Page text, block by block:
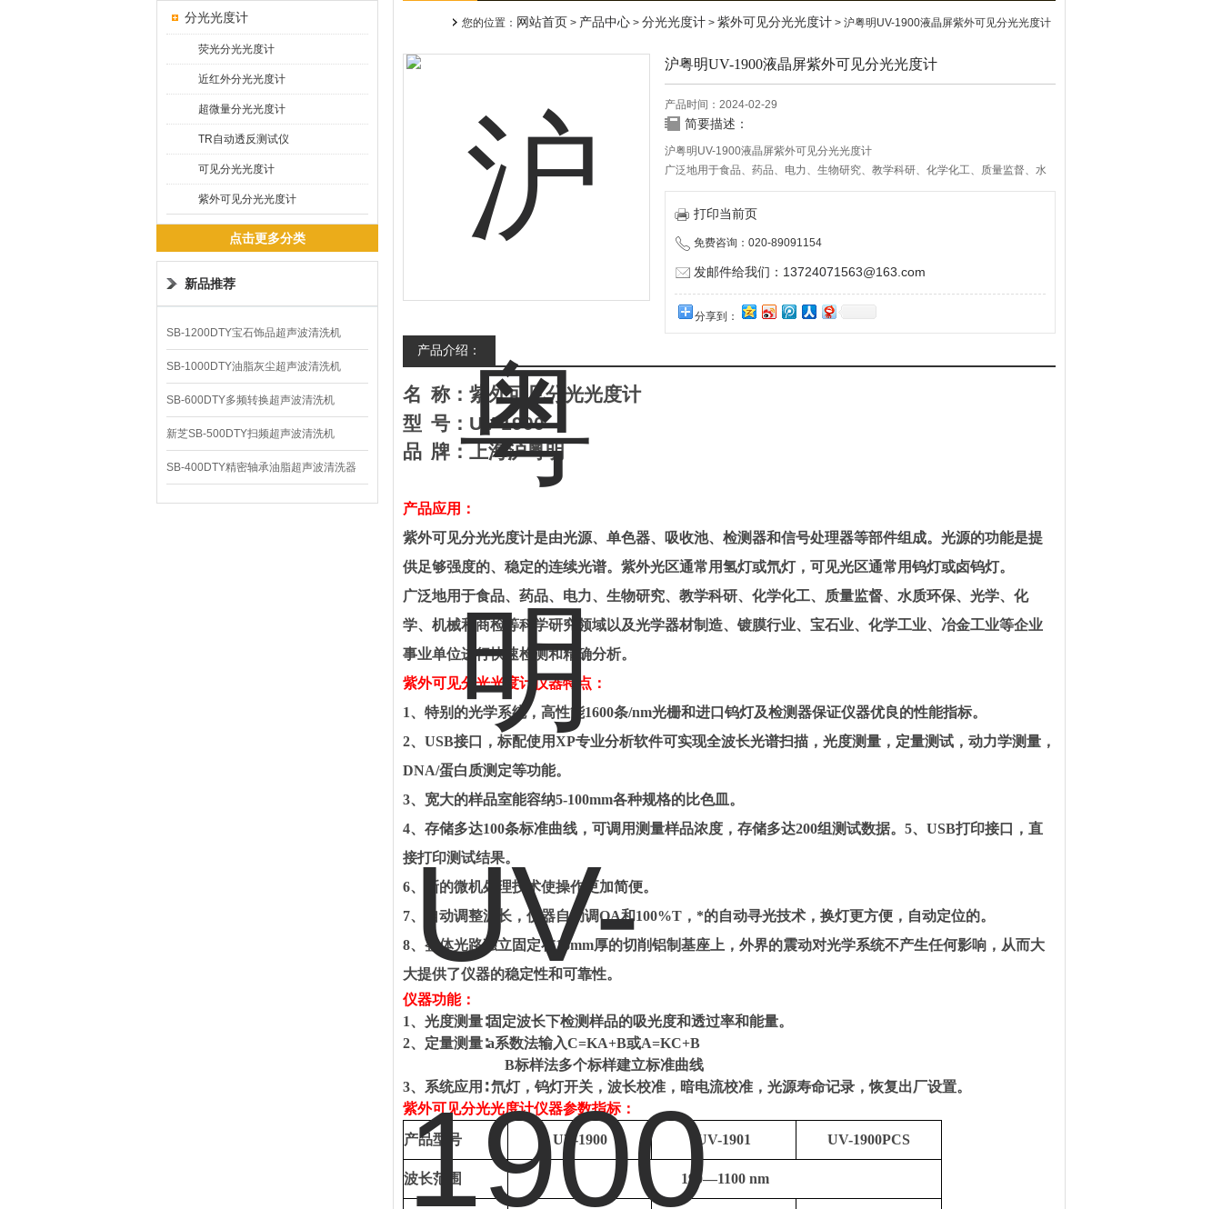
分光光度计
荧光分光光度计
近红外分光光度计
超微量分光光度计
TR自动透反测试仪
可见分光光度计
紫外可见分光光度计
点击更多分类
新品推荐
SB-1200DTY宝石饰品超声波清洗机
SB-1000DTY油脂灰尘超声波清洗机
SB-600DTY多频转换超声波清洗机
新芝SB-500DTY扫频超声波清洗机
SB-400DTY精密轴承油脂超声波清洗器
您的位置： 网站首页 > 产品中心 > 分光光度计 > 紫外可见分光光度计 > 沪粤明UV-1900液晶屏紫外可见分光光度计
沪粤明UV-1900液晶屏紫外可见分光光度计
产品时间：2024-02-29
简要描述：
沪粤明UV-1900液晶屏紫外可见分光光度计
广泛地用于食品、药品、电力、生物研究、教学科研、化学化工、质量监督、水
质环保、光学、化学、机械和商检等科学研究领域以及光学器材制造、镀膜行
业、宝石业、化学工业、冶金工业等企业事业单位进行快速检测和精确分析。
打印当前页
免费咨询：020-89091154
发邮件给我们：13724071563@163.com
分享到：
产品介绍：
名 称：紫外可见分光光度计
型 号： U V-1900
品 牌 ：上海沪粤明
产品应用：
紫外可见分光光度计是由光源、单色器、吸收池、检测器和信号处理器等部件组成。光源的功能是提
供足够强度的、稳定的连续光谱。紫外光区通常用氢灯或氘灯，可见光区通常用钨灯或卤钨灯。
广泛地用于食品、药品、电力、生物研究、教学科研、化学化工、质量监督、水质环保、 光学、化
学、机械和商检 等科学研究领域以及光学器材制造、镀膜行业、宝石业、化学工业、冶金工业等企业
事业单位进行快速检测和精确分析。
紫外可见分光光度计仪器特点：
1、特别的光学系统，高性能1600条/nm光栅和进口钨灯及检测器保证仪器优良的性能指标。
2、USB接口，标配使用XP专业分析软件可实现全波长光谱扫描，光度测量，定量测试，动力学测量，
DNA/蛋白质测定等功能。
3、宽大的样品室能容纳5-100mm各种规格的比色皿。
4、存储多达100条标准曲线，可调用测量样品浓度，存储多达200组测试数据。5、USB打印接口，直
接打印测试结果。
6、新的微机处理技术使操作更加简便。
7、自动调整波长，仪器自动调OA和100%T，*的自动寻光技术，换灯更方便，自动定位的。
8、整体光路独立固定在16mm厚的切削铝制基座上，外界的震动对光学系统不产生任何影响，从而大
大提供了仪器的稳定性和可靠性。
仪器功能：
1、光度测量∶固定波长下检测样品的吸光度和透过率和能量。
2、定量测量∶a系数法输入C=KA+B或A=KC+B
B标样法多个标样建立标准曲线
3、系统应用∶ 氘灯，钨灯开关，波长校准，暗电流校准，光源寿命记录，恢复出厂设置。
紫外可见分光光度计仪器参数指标：
产品型号
UV-1900 UV-1901 UV-1900PCS
波长范围 190—1100 nm